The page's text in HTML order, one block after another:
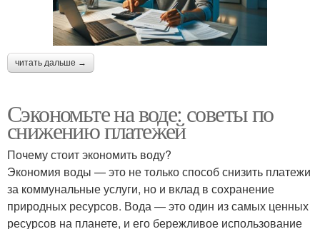
читать дальше →
Сэкономьте на воде: советы по
снижению платежей
Почему стоит экономить воду?
Экономия воды — это не только способ снизить платежи
за коммунальные услуги, но и вклад в сохранение
природных ресурсов. Вода — это один из самых ценных
ресурсов на планете, и его бережливое использование